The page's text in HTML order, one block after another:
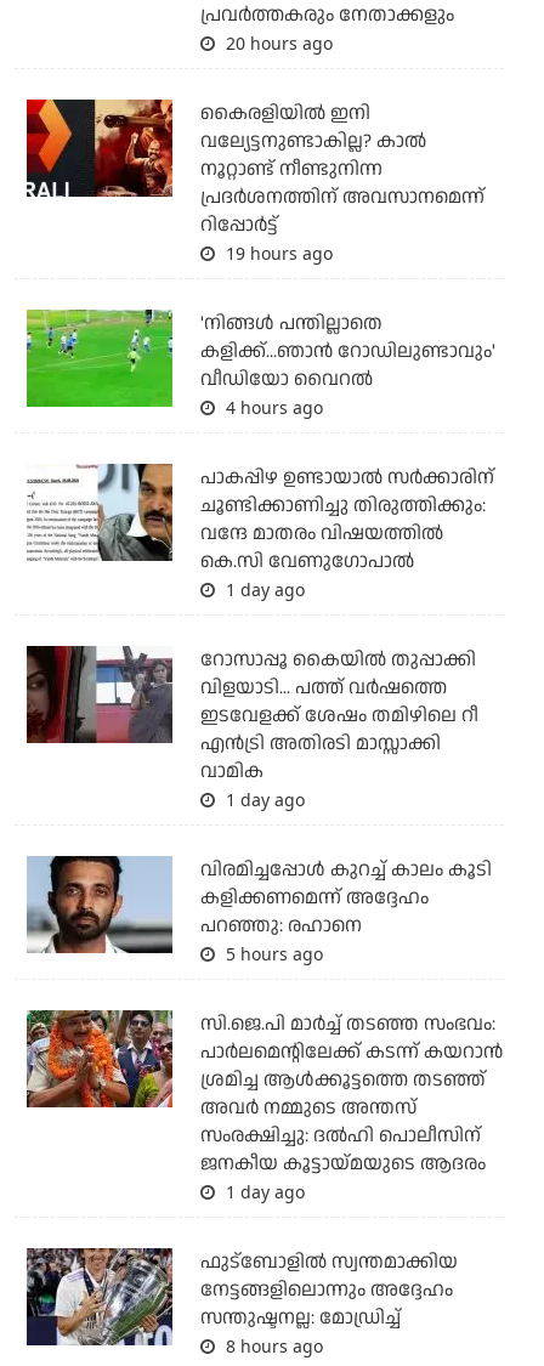
പ്രവര്‍ത്തകരും നേതാക്കളും
20 hours ago
കൈരളിയില്‍ ഇനി
വല്യേട്ടനുണ്ടാകില്ല? കാല്‍
നൂറ്റാണ്ട് നീണ്ടുനിന്ന
പ്രദര്‍ശനത്തിന് അവസാനമെന്ന്
റിപ്പോര്‍ട്ട്
19 hours ago
'നിങ്ങള്‍ പന്തില്ലാതെ
കളിക്ക്...ഞാന്‍ റോഡിലുണ്ടാവും'
വീഡിയോ വൈറല്‍
4 hours ago
പാകപ്പിഴ ഉണ്ടായാല്‍ സര്‍ക്കാരിന്
ചൂണ്ടിക്കാണിച്ചു തിരുത്തിക്കും:
വന്ദേ മാതരം വിഷയത്തില്‍
കെ.സി വേണുഗോപാല്‍
1 day ago
റോസാപ്പൂ കൈയില്‍ തുപ്പാക്കി
വിളയാടി... പത്ത് വര്‍ഷത്തെ
ഇടവേളക്ക് ശേഷം തമിഴിലെ റീ
എന്‍ട്രി അതിരടി മാസ്സാക്കി
വാമിക
1 day ago
വിരമിച്ചപ്പോള്‍ കുറച്ച് കാലം കൂടി
കളിക്കണമെന്ന് അദ്ദേഹം
പറഞ്ഞു: രഹാനെ
5 hours ago
സി.ജെ.പി മാര്‍ച്ച് തടഞ്ഞ സംഭവം:
പാര്‍ലമെന്റിലേക്ക് കടന്ന് കയറാന്‍
ശ്രമിച്ച ആള്‍ക്കൂട്ടത്തെ തടഞ്ഞ്
അവര്‍ നമ്മുടെ അന്തസ്
സംരക്ഷിച്ചു: ദല്‍ഹി പൊലീസിന്
ജനകീയ കൂട്ടായ്മയുടെ ആദരം
1 day ago
ഫുട്ബോളില്‍ സ്വന്തമാക്കിയ
നേട്ടങ്ങളിലൊന്നും അദ്ദേഹം
സന്തുഷ്ടനല്ല: മോഡ്രിച്ച്
8 hours ago